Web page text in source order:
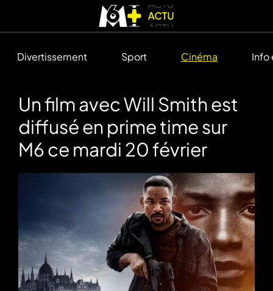
Divertissement Sport Cinéma Info
Un film avec Will Smith est
diffusé en prime time sur
M6 ce mardi 20 février